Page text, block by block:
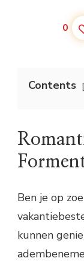
0
Contents
Ben je op
kunnen